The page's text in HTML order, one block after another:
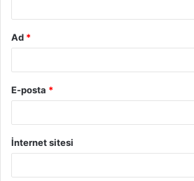
Ad *
E-posta *
İnternet sitesi